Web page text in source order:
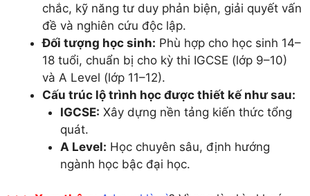
chắc, kỹ năng tư duy phản biện, giải quyết vấn
đề và nghiên cứu độc lập.
Đối tượng học sinh: Phù hợp cho học sinh 14–
18 tuổi, chuẩn bị cho kỳ thi IGCSE (lớp 9–10)
và A Level (lớp 11–12).
Cấu trúc lộ trình học được thiết kế như sau:
IGCSE: Xây dựng nền tảng kiến thức tổng
quát.
A Level: Học chuyên sâu, định hướng
ngành học bậc đại học.